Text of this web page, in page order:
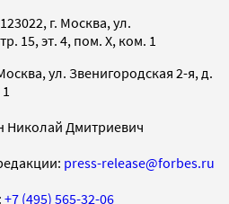
г. Москва, ул.
15, эт. 4, пом. X, ком. 1
ул. Звенигородская 2-я, д.
Николай Дмитриевич
press-release@forbes.ru
+7 (495) 565-32-06